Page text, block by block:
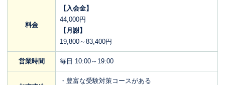
料金
【入会金】
44,000円
【月謝】
19,800～83,400円
営業時間 毎日 10:00～19:00
・豊富な受験対策コースがある